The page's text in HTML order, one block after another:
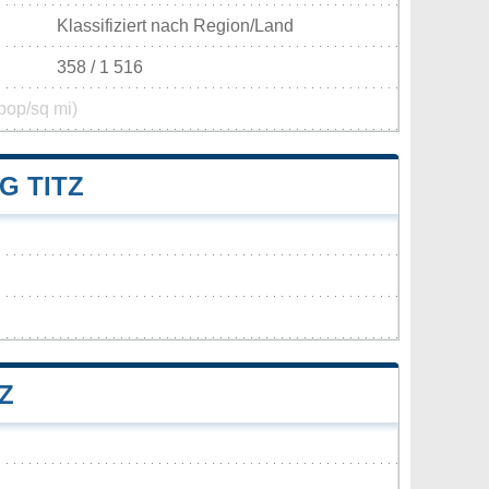
Klassifiziert nach Region/Land
358 / 1 516
sq mi)
TITZ